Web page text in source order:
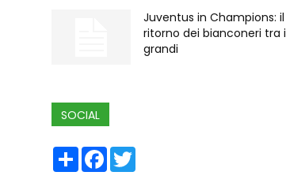
Juventus in Champions: il
ritorno dei bianconeri tra i
grandi
SOCIAL
ShareFacebook